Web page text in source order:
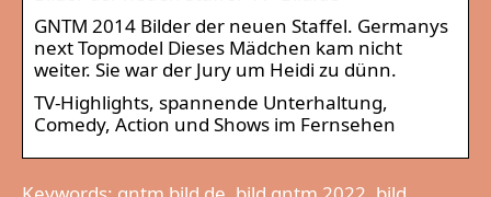
GNTM 2014 Bilder der neuen Staffel. Germanys
next Topmodel Dieses Mädchen kam nicht
weiter. Sie war der Jury um Heidi zu dünn.
TV-Highlights, spannende Unterhaltung,
Comedy, Action und Shows im Fernsehen